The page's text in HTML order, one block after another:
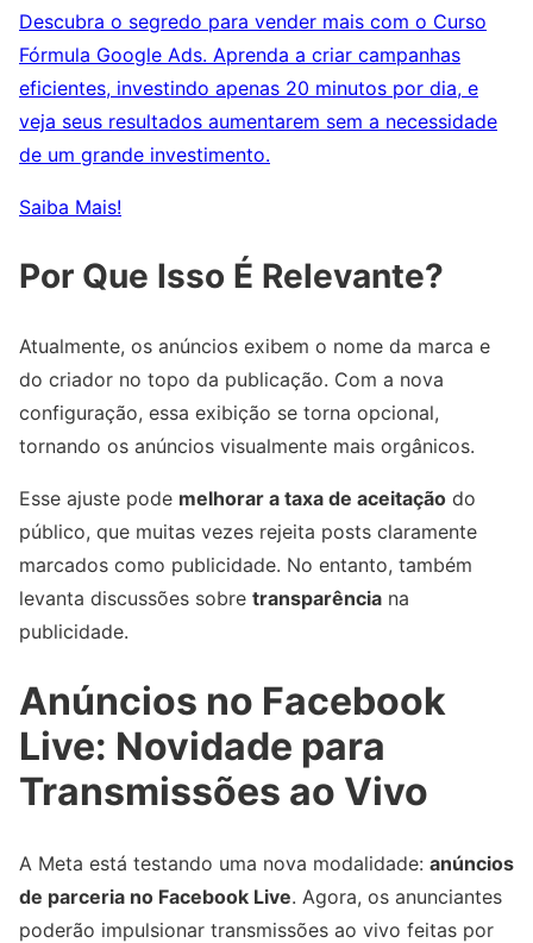
Descubra o segredo para vender mais com o Curso
Fórmula Google Ads. Aprenda a criar campanhas
eficientes, investindo apenas 20 minutos por dia, e
veja seus resultados aumentarem sem a necessidade
de um grande investimento.
Saiba Mais!
Por Que Isso É Relevante?
Atualmente, os anúncios exibem o nome da marca e
do criador no topo da publicação. Com a nova
configuração, essa exibição se torna opcional,
tornando os anúncios visualmente mais orgânicos.
Esse ajuste pode melhorar a taxa de aceitação do
público, que muitas vezes rejeita posts claramente
marcados como publicidade. No entanto, também
levanta discussões sobre transparência na
publicidade.
Anúncios no Facebook
Live: Novidade para
Transmissões ao Vivo
A Meta está testando uma nova modalidade: anúncios
de parceria no Facebook Live. Agora, os anunciantes
poderão impulsionar transmissões ao vivo feitas por